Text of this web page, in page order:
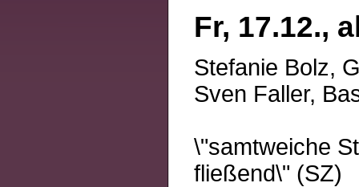
Fr, 17.12.,
Stefanie Bolz,
Sven Faller,
\"samtweiche
fließend\" (SZ)